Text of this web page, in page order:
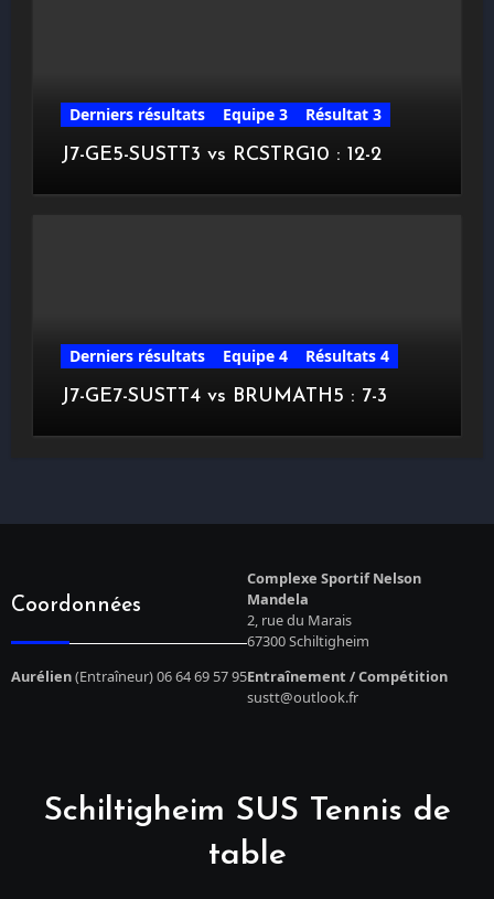
Derniers résultats Equipe 3
Résultat 3
J7-GE5-SUSTT3 vs RCSTRG10 : 12-2
Derniers résultats Equipe 4
Résultats 4
J7-GE7-SUSTT4 vs BRUMATH5 : 7-3
Coordonnées
Complexe Sportif Nelson
Mandela
2, rue du Marais
67300 Schiltigheim
Aurélien(Entraîneur) 06 64 69 57 95Entraînement / Compétition
sustt@outlook.fr
Schiltigheim SUS Tennis de
table